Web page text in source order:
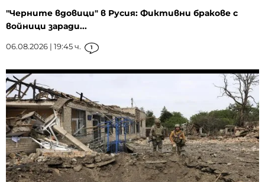
"Черните вдовици" в Русия: Фиктивни бракове с
войници заради...
06.08.2026 | 19:45 ч. 1